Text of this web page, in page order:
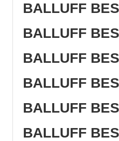
BALLUFF
BALLUFF
BALLUFF
BALLUFF
BALLUFF
BALLUFF